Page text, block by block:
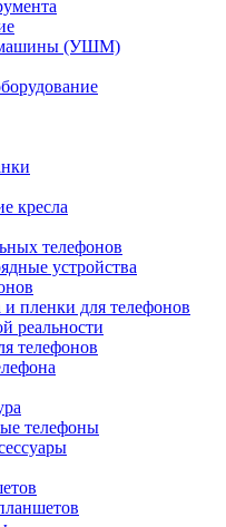
(УШМ)
кресла
телефонов
устройства
пленки для телефонов
реальности
телефонов
телефоны